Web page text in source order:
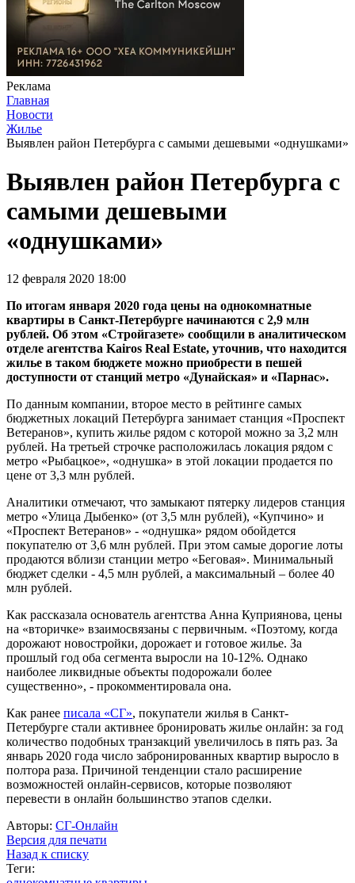
Реклама
Главная
Новости
Жилье
Выявлен район Петербурга с самыми дешевыми «однушками»
Выявлен район Петербурга с
самыми дешевыми
«однушками»
12 февраля 2020 18:00
По итогам января 2020 года цены на однокомнатные
квартиры в Санкт-Петербурге начинаются с 2,9 млн
рублей. Об этом «Стройгазете» сообщили в аналитическом
отделе агентства Kairos Real Estate, уточнив, что находится
жилье в таком бюджете можно приобрести в пешей
доступности от станций метро «Дунайская» и «Парнас».
По данным компании, второе место в рейтинге самых
бюджетных локаций Петербурга занимает станция «Проспект
Ветеранов», купить жилье рядом с которой можно за 3,2 млн
рублей. На третьей строчке расположилась локация рядом с
метро «Рыбацкое», «однушка» в этой локации продается по
цене от 3,3 млн рублей.
Аналитики отмечают, что замыкают пятерку лидеров станция
метро «Улица Дыбенко» (от 3,5 млн рублей), «Купчино» и
«Проспект Ветеранов» - «однушка» рядом обойдется
покупателю от 3,6 млн рублей. При этом самые дорогие лоты
продаются вблизи станции метро «Беговая». Минимальный
бюджет сделки - 4,5 млн рублей, а максимальный – более 40
млн рублей.
Как рассказала основатель агентства Анна Куприянова, цены
на «вторичке» взаимосвязаны с первичным. «Поэтому, когда
дорожают новостройки, дорожает и готовое жилье. За
прошлый год оба сегмента выросли на 10-12%. Однако
наиболее ликвидные объекты подорожали более
существенно», - прокомментировала она.
Как ранее писала «СГ», покупатели жилья в Санкт-
Петербурге стали активнее бронировать жилье онлайн: за год
количество подобных транзакций увеличилось в пять раз. За
январь 2020 года число забронированных квартир выросло в
полтора раза. Причиной тенденции стало расширение
возможностей онлайн-сервисов, которые позволяют
перевести в онлайн большинство этапов сделки.
Авторы: СГ-Онлайн
Версия для печати
Назад к списку
Теги: